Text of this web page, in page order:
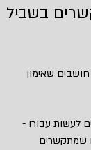
בשביל
שאימון
לעשות עבורו -
שמתקשרים